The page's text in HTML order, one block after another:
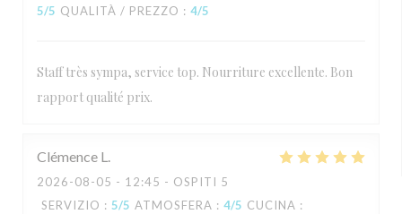
5/5 QUALITÀ / PREZZO : 4/5
Staff très sympa, service top. Nourriture excellente. Bon
rapport qualité prix.
Clémence L
2026-08-05 - 12:45 - OSPITI 5
SERVIZIO : 5/5 ATMOSFERA : 4/5 CUCINA :